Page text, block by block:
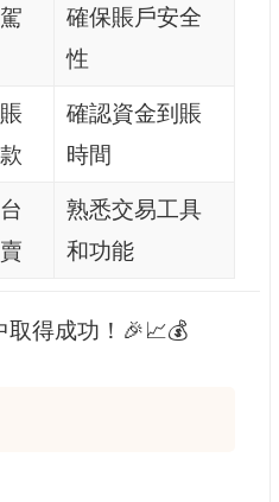
確保賬戶安全
性
確認資金到賬
時間
熟悉交易工具
和功能
取得成功！🎉📈💰